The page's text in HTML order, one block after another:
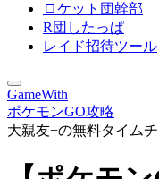
ロケット団幹部
R団したっぱ
レイド招待ツール
GameWith
ポケモンGO攻略
大親友+の無料タイム